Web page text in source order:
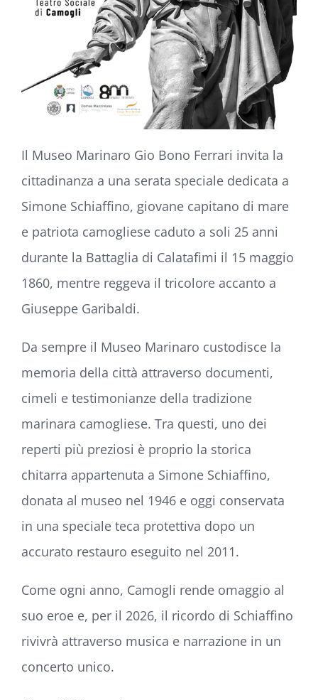
Il Museo Marinaro Gio Bono Ferrari invita la
cittadinanza a una serata speciale dedicata a
Simone Schiaffino, giovane capitano di mare
e patriota camogliese caduto a soli 25 anni
durante la Battaglia di Calatafimi il 15 maggio
1860, mentre reggeva il tricolore accanto a
Giuseppe Garibaldi.
Da sempre il Museo Marinaro custodisce la
memoria della città attraverso documenti,
cimeli e testimonianze della tradizione
marinara camogliese. Tra questi, uno dei
reperti più preziosi è proprio la storica
chitarra appartenuta a Simone Schiaffino,
donata al museo nel 1946 e oggi conservata
in una speciale teca protettiva dopo un
accurato restauro eseguito nel 2011.
Come ogni anno, Camogli rende omaggio al
suo eroe e, per il 2026, il ricordo di Schiaffino
rivivrà attraverso musica e narrazione in un
concerto unico.